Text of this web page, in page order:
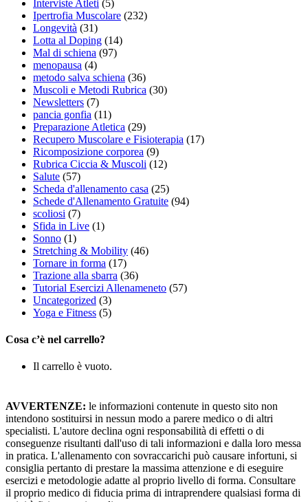
Interviste Atleti (5)
Ipertrofia Muscolare (232)
Longevità (31)
Lotta al Doping (14)
Mal di schiena (97)
menopausa (4)
metodo salva schiena (36)
Muscoli e Metodi Rubrica (30)
Newsletters (7)
pancia gonfia (11)
Preparazione Atletica (29)
Recupero Muscolare e Fisioterapia (17)
Ricomposizione corporea (9)
Rubrica Ciccia & Muscoli (12)
Salute (57)
Scheda d'allenamento casa (25)
Schede d'Allenamento Gratuite (94)
scoliosi (7)
Sfida in Live (1)
Sonno (1)
Stretching & Mobility (46)
Tornare in forma (17)
Trazione alla sbarra (36)
Tutorial Esercizi Allenameneto (57)
Uncategorized (3)
Yoga e Fitness (5)
Cosa c’è nel carrello?
Il carrello è vuoto.
AVVERTENZE: le informazioni contenute in questo sito non
intendono sostituirsi in nessun modo a parere medico o di altri
specialisti. L'autore declina ogni responsabilità di effetti o di
conseguenze risultanti dall'uso di tali informazioni e dalla loro messa
in pratica. L'allenamento con sovraccarichi può causare infortuni, si
consiglia pertanto di prestare la massima attenzione e di eseguire
esercizi e metodologie adatte al proprio livello di forma. Consultare
il proprio medico di fiducia prima di intraprendere qualsiasi forma di